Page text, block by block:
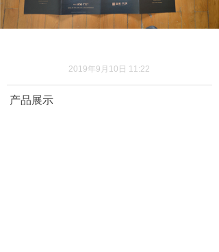
2019年9月10日 11:22
产品展示